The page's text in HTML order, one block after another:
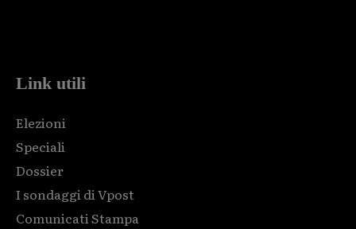
Link utili
Elezioni
Speciali
Dossier
I sondaggi di Vpost
Comunicati Stampa